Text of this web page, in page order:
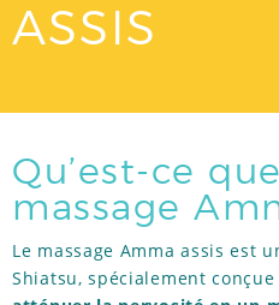
ASSIS
Qu’est-ce
massage
Le massage Amma assis est
Shiatsu, spécialement